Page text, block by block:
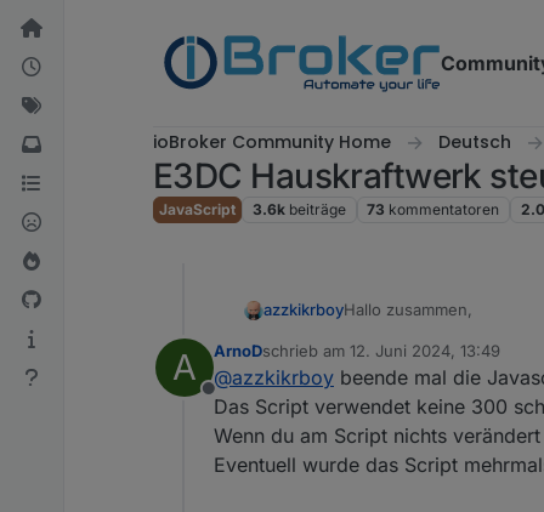
Weiter zum Inhalt
ioBroker Community Home Deutsch
E3DC Hauskraftwerk
JavaScript 3.6k beiträge 73 kommentatoren
azzkikrboyHallo zusammen,
habe heute die folgenden
javascript.0	2024-
javascript.0	2024-
Gibt es Grund besorgt zu
A
Offline
ArnoDschrieb am 12. Juni 2024, 13:49
zuletzt editiert von
@azzkikrboy beende mal die
Das Script verwendet keine 300
Wenn du am Script nichts
Eventuell wurde das Script